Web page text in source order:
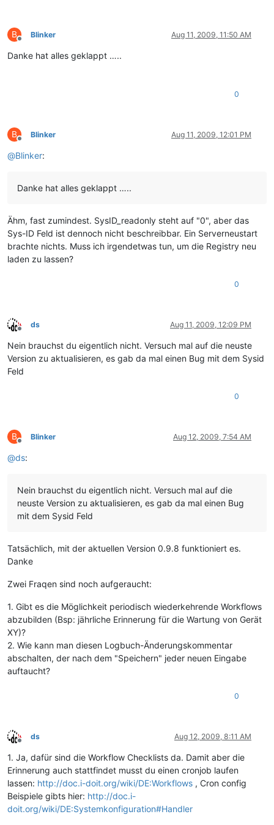
B
Offline
Blinker Aug 11, 2009, 11:50 AM
Danke hat alles geklappt …..
0
B
Offline
Blinker Aug 11, 2009, 12:01 PM
@Blinker:
Danke hat alles geklappt …..
Ähm, fast zumindest. SysID_readonly steht auf "0", aber das
Sys-ID Feld ist dennoch nicht beschreibbar. Ein Serverneustart
brachte nichts. Muss ich irgendetwas tun, um die Registry neu
laden zu lassen?
0
Offline
ds Aug 11, 2009, 12:09 PM
Nein brauchst du eigentlich nicht. Versuch mal auf die neuste
Version zu aktualisieren, es gab da mal einen Bug mit dem Sysid
Feld
0
B
Offline
Blinker Aug 12, 2009, 7:54 AM
@ds:
Nein brauchst du eigentlich nicht. Versuch mal auf die
neuste Version zu aktualisieren, es gab da mal einen Bug
mit dem Sysid Feld
Tatsächlich, mit der aktuellen Version 0.9.8 funktioniert es.
Danke
Zwei Fraqen sind noch aufgeraucht:
1. Gibt es die Möglichkeit periodisch wiederkehrende Workflows
abzubilden (Bsp: jährliche Erinnerung für die Wartung von Gerät
XY)?
2. Wie kann man diesen Logbuch-Änderungskommentar
abschalten, der nach dem "Speichern" jeder neuen Eingabe
auftaucht?
0
Offline
ds Aug 12, 2009, 8:11 AM
1. Ja, dafür sind die Workflow Checklists da. Damit aber die
Erinnerung auch stattfindet musst du einen cronjob laufen
lassen: http://doc.i-doit.org/wiki/DE:Workflows , Cron config
Beispiele gibts hier: http://doc.i-
doit.org/wiki/DE:Systemkonfiguration#Handler